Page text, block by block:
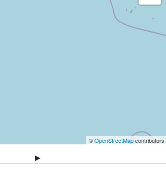
©OpenStreetMapcontributors
▶